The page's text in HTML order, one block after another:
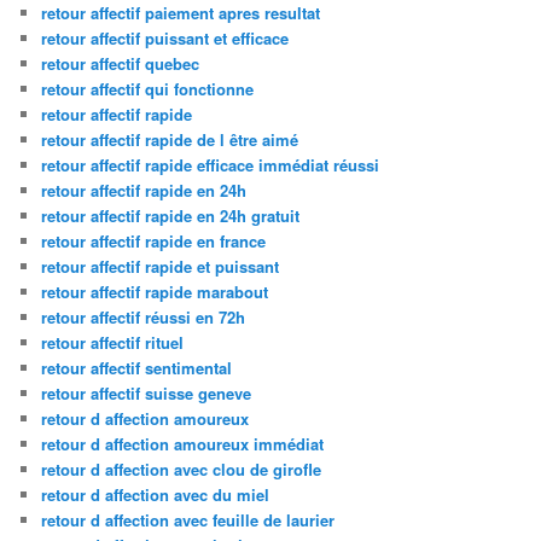
retour affectif paiement apres resultat
retour affectif puissant et efficace
retour affectif quebec
retour affectif qui fonctionne
retour affectif rapide
retour affectif rapide de l être aimé
retour affectif rapide efficace immédiat réussi
retour affectif rapide en 24h
retour affectif rapide en 24h gratuit
retour affectif rapide en france
retour affectif rapide et puissant
retour affectif rapide marabout
retour affectif réussi en 72h
retour affectif rituel
retour affectif sentimental
retour affectif suisse geneve
retour d affection amoureux
retour d affection amoureux immédiat
retour d affection avec clou de girofle
retour d affection avec du miel
retour d affection avec feuille de laurier